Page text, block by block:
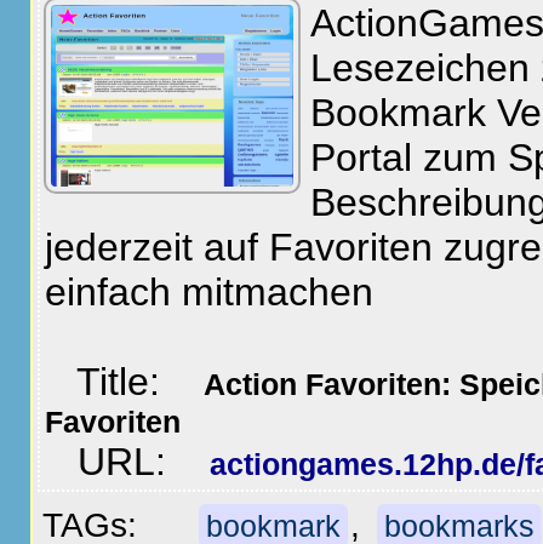
Lesezeichen
Bookmark
Portal zum
jederzeit auf Favoriten
einfach mitmachen
Title:
Action Favoriten:
Favoriten
URL: actiongames.12hp.de/
TAGs: bookmark , bookmarks